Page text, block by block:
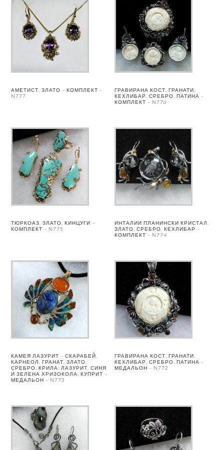
АМЕТИСТ, ЗЛАТО – КОМПЛЕКТ –
N777
ГРАВИРАНА КОСТ, ГРАНАТИ,
КЕХЛИБАР, СРЕБРО, ПАТИНА –
КОМПЛЕКТ – N776
ТЮРКОАЗ, ЗЛАТО, КИНЦУГИ –
КОМПЛЕКТ – N775
ИНТАЛИИ ПЛАНИНСКИ КРИСТАЛ,
ЗЛАТО, СРЕБРО, КЕХЛИБАР –
КОМПЛЕКТ – N774
КАМЕЯ ЛАЗУРИТ – СКАРАБЕЙ,
КАРНЕОЛ, ГРАНАТ, ЗЛАТО,
СРЕБРО. КРИЛА: ЛАЗУРИТ, СИНЯ
И ЗЕЛЕНА ХРИЗОКОЛА, КУПРИТ –
МЕДАЛЬОН – N773
ГРАВИРАНА КОСТ, ГРАНАТИ,
КЕХЛИБАР, СРЕБРО, ПАТИНА –
МЕДАЛЬОН – N772